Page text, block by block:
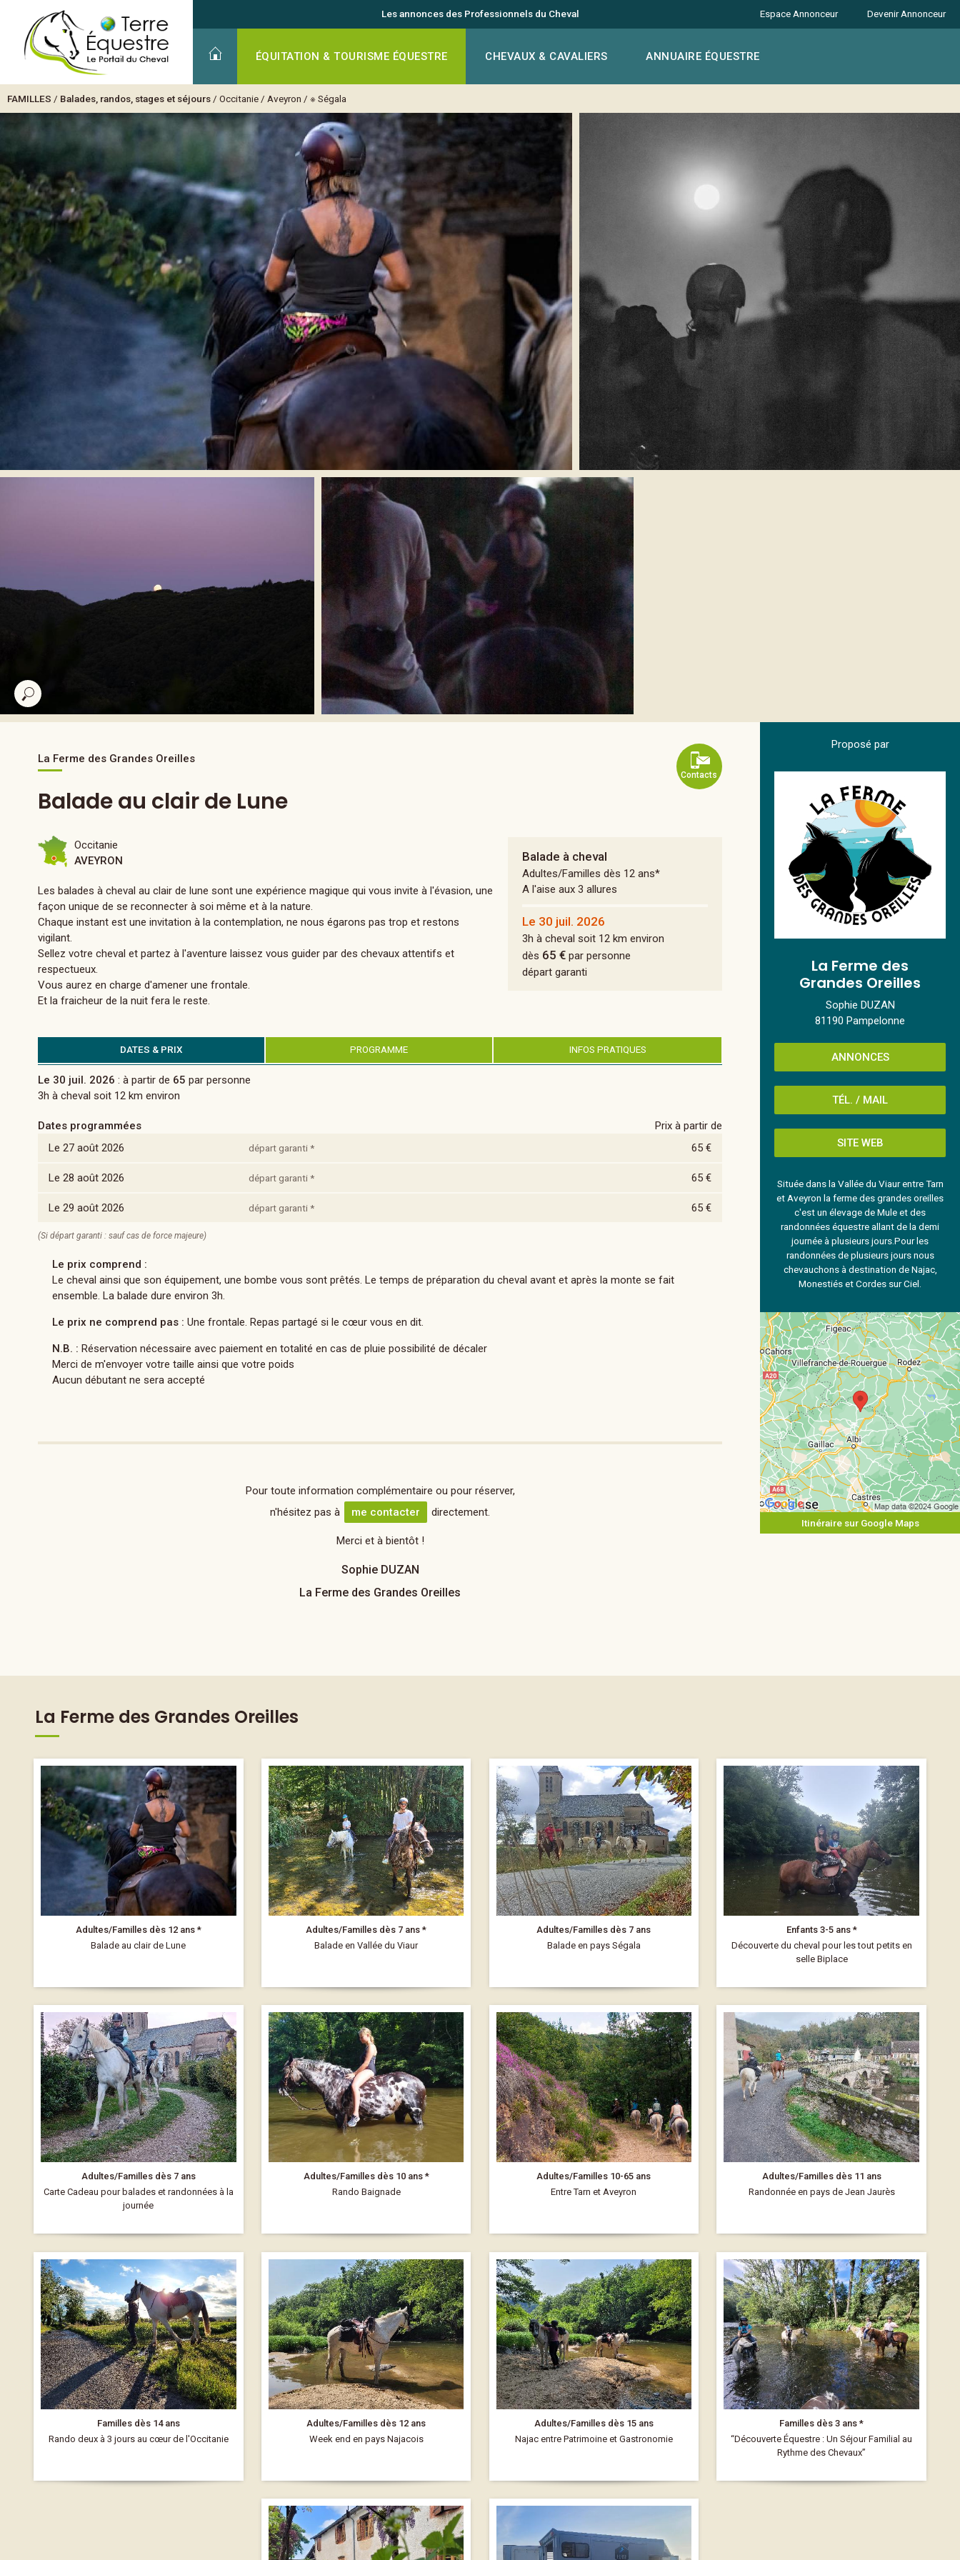
Les annonces des Professionnels du Cheval
ÉQUITATION & TOURISME ÉQUESTRE CHEVAUX & CAVALIERS ANNUAIRE ÉQUESTRE
Espace Annonceur Devenir Annonceur
FAMILLES / Balades, randos, stages et séjours / Occitanie / Aveyron / ※ Ségala
Contacts
La Ferme des Grandes Oreilles
Balade au clair de Lune
Balade à cheval
Adultes/Familles dès 12 ans*
A l'aise aux 3 allures
Le 30 juil. 2026
3h à cheval soit 12 km environ
dès 65 €par personne
départ garanti
Occitanie
AVEYRON
Les balades à cheval au clair de lune sont une expérience magique qui vous invite à l'évasion, une
façon unique de se reconnecter à soi même et à la nature.
Chaque instant est une invitation à la contemplation, ne nous égarons pas trop et restons
vigilant.
Sellez votre cheval et partez à l'aventure laissez vous guider par des chevaux attentifs et
respectueux.
Vous aurez en charge d'amener une frontale.
Et la fraicheur de la nuit fera le reste.
DATES & PRIX PROGRAMME INFOS PRATIQUES
Le 30 juil. 2026 : à partir de 65 par personne
3h à cheval soit 12 km environ
Dates programmées
Prix à partir de
Le 27 août 2026
65 €
départ garanti *
Le 28 août 2026 65 €
départ garanti *
Le 29 août 2026 65 €
départ garanti *
(Si départ garanti : sauf cas de force majeure)
Le prix comprend :
Le cheval ainsi que son équipement, une bombe vous sont prêtés. Le temps de préparation du cheval avant et après la monte se fait
ensemble. La balade dure environ 3h.
Le prix ne comprend pas : Une frontale. Repas partagé si le cœur vous en dit.
N.B. : Réservation nécessaire avec paiement en totalité en cas de pluie possibilité de décaler
Merci de m'envoyer votre taille ainsi que votre poids
Aucun débutant ne sera accepté
Pour toute information complémentaire ou pour réserver,
n'hésitez pas à
me contacter directement.
Merci et à bientôt !
Sophie DUZAN
La Ferme des Grandes Oreilles
Proposé par
La Ferme des
Grandes Oreilles
Sophie DUZAN
81190 Pampelonne
ANNONCES
TÉL. / MAIL
SITE WEB
Située dans la Vallée du Viaur entre Tarn
et Aveyron la ferme des grandes oreilles
c'est un élevage de Mule et des
randonnées équestre allant de la demi
journée à plusieurs jours.Pour les
randonnées de plusieurs jours nous
chevauchons à destination de Najac,
Monestiés et Cordes sur Ciel.
Itinéraire sur Google Maps
La Ferme des Grandes Oreilles
Adultes/Familles dès 12 ans *
Balade au clair de Lune
Adultes/Familles dès 7 ans *
Balade en Vallée du Viaur
Adultes/Familles dès 7 ans
Balade en pays Ségala
Enfants 3-5 ans *
Découverte du cheval pour les tout petits en
selle Biplace
Adultes/Familles dès 7 ans
Carte Cadeau pour balades et randonnées à la
journée
Adultes/Familles dès 10 ans *
Rando Baignade
Adultes/Familles 10-65 ans
Entre Tarn et Aveyron
Adultes/Familles dès 11 ans
Randonnée en pays de Jean Jaurès
Familles dès 14 ans
Rando deux à 3 jours au cœur de l'Occitanie
Adultes/Familles dès 12 ans
Week end en pays Najacois
Adultes/Familles dès 15 ans
Najac entre Patrimoine et Gastronomie
Familles dès 3 ans *
“Découverte Équestre : Un Séjour Familial au
Rythme des Chevaux”